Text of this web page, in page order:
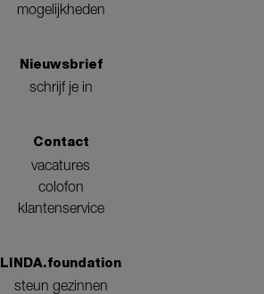
mogelijkheden
Nieuwsbrief
schrijf je in
Contact
vacatures
colofon
klantenservice
LINDA.foundation
steun gezinnen